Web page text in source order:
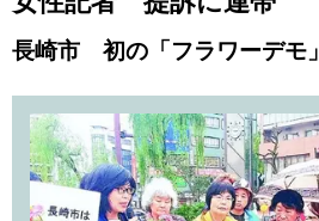
長崎市 初の「フラワーデモ」